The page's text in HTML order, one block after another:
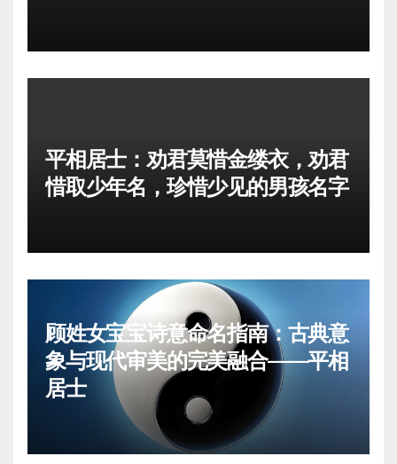
平相居士：劝君莫惜金缕衣，劝君
惜取少年名，珍惜少见的男孩名字
顾姓女宝宝诗意命名指南：古典意
象与现代审美的完美融合——平相
居士